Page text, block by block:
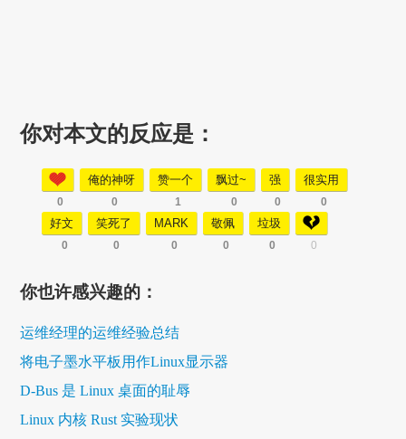
你对本文的反应是：
0
俺的神呀
0
赞一个
1
飘过~
0
强
0
很实用
0
好文
0
笑死了
0
MARK
0
敬佩
0
垃圾
0 0
你也许感兴趣的：
运维经理的运维经验总结
将电子墨水平板用作Linux显示器
D-Bus 是 Linux 桌面的耻辱
Linux 内核 Rust 实验现状